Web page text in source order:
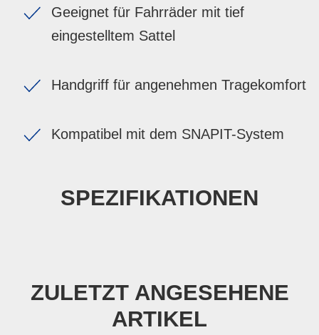
Geeignet für Fahrräder mit tief
eingestelltem Sattel
Handgriff für angenehmen Tragekomfort
Kompatibel mit dem SNAPIT-System
SPEZIFIKATIONEN
ZULETZT ANGESEHENE
ARTIKEL